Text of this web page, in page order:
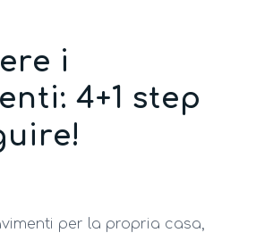
i
4+1 step
per la propria casa,